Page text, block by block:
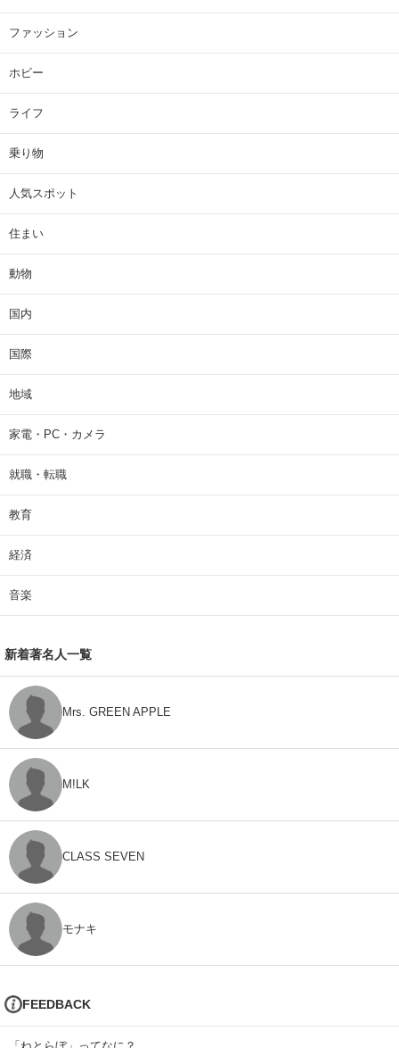
ファッション
ホビー
ライフ
乗り物
人気スポット
住まい
動物
国内
国際
地域
家電・PC・カメラ
就職・転職
教育
経済
音楽
新着著名人一覧
Mrs. GREEN APPLE
M!LK
CLASS SEVEN
モナキ
FEEDBACK